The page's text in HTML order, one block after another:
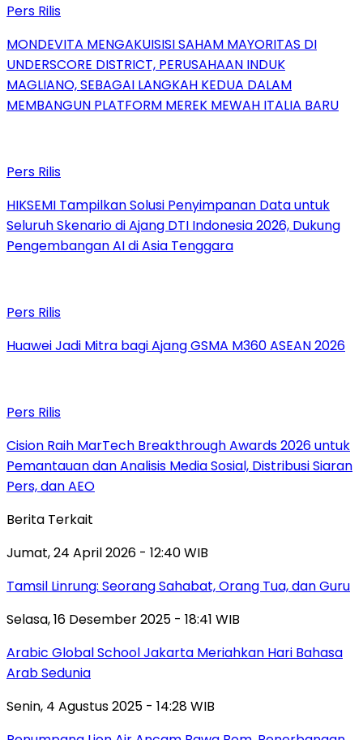
Pers Rilis
MONDEVITA MENGAKUISISI SAHAM MAYORITAS DI
UNDERSCORE DISTRICT, PERUSAHAAN INDUK
MAGLIANO, SEBAGAI LANGKAH KEDUA DALAM
MEMBANGUN PLATFORM MEREK MEWAH ITALIA BARU
Pers Rilis
HIKSEMI Tampilkan Solusi Penyimpanan Data untuk
Seluruh Skenario di Ajang DTI Indonesia 2026, Dukung
Pengembangan AI di Asia Tenggara
Pers Rilis
Huawei Jadi Mitra bagi Ajang GSMA M360 ASEAN 2026
Pers Rilis
Cision Raih MarTech Breakthrough Awards 2026 untuk
Pemantauan dan Analisis Media Sosial, Distribusi Siaran
Pers, dan AEO
Berita Terkait
Jumat, 24 April 2026 - 12:40 WIB
Tamsil Linrung: Seorang Sahabat, Orang Tua, dan Guru
Selasa, 16 Desember 2025 - 18:41 WIB
Arabic Global School Jakarta Meriahkan Hari Bahasa
Arab Sedunia
Senin, 4 Agustus 2025 - 14:28 WIB